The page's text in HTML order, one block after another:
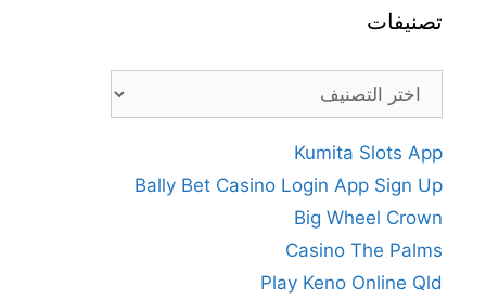
تصنيفات
تصنيفات
Kumita Slots App
Bally Bet Casino Login App Sign Up
Big Wheel Crown
Casino The Palms
Play Keno Online Qld